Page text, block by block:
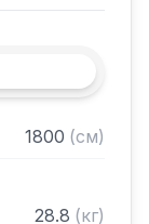
к стене
1800 (см)
28.8 (кг)